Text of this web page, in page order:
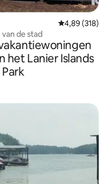
Gemiddelde
4,89 (318)
de stad
het Lanier Islands